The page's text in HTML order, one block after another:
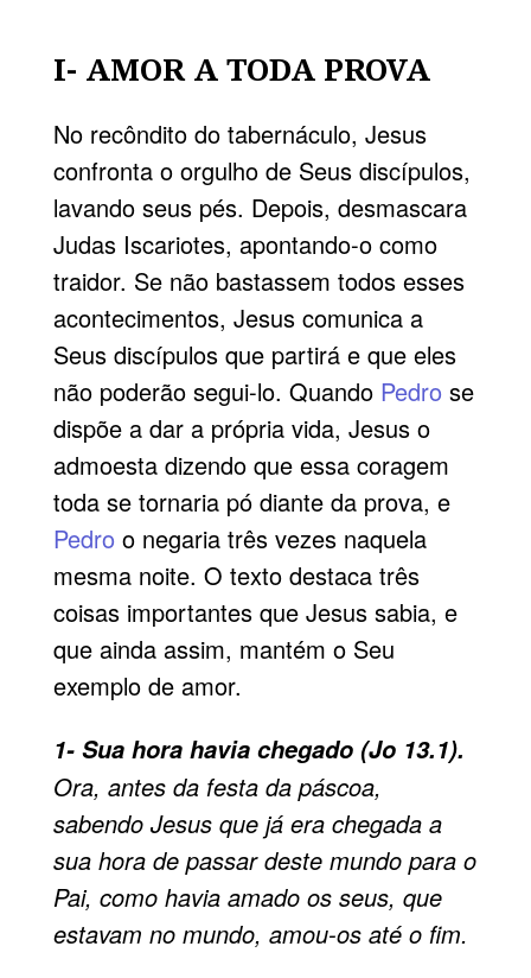
I- AMOR A TODA PROVA
No recôndito do tabernáculo, Jesus
confronta o orgulho de Seus discípulos,
lavando seus pés. Depois, desmascara
Judas Iscariotes, apontando-o como
traidor. Se não bastassem todos esses
acontecimentos, Jesus comunica a
Seus discípulos que partirá e que eles
não poderão segui-lo. Quando Pedrose
dispõe a dar a própria vida, Jesus o
admoesta dizendo que essa coragem
toda se tornaria pó diante da prova, e
Pedroo negaria três vezes naquela
mesma noite. O texto destaca três
coisas importantes que Jesus sabia, e
que ainda assim, mantém o Seu
exemplo de amor.
1- Sua hora havia chegado (Jo 13.1).
Ora, antes da festa da páscoa,
sabendo Jesus que já era chegada a
sua hora de passar deste mundo para o
Pai, como havia amado os seus, que
estavam no mundo, amou-os até o fim.